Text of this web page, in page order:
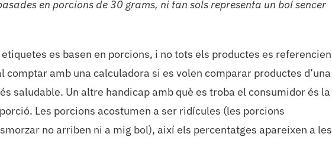
en porcions de 30 grams, ni tan sols representa un bol sencer
es basen en porcions, i no tots els productes es referencien
amb una calculadora si es volen comparar productes d’una
saludable. Un altre handicap amb què es troba el consumidor és la
Les porcions acostumen a ser ridícules (les porcions
no arriben ni a mig bol), així els percentatges apareixen a les